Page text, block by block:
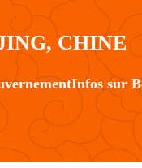
CHINE
Infos sur